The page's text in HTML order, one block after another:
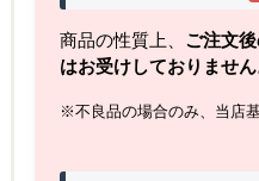
商品の性質上、 ご注文
はお受けしておりません
※不良品の場合のみ、当店